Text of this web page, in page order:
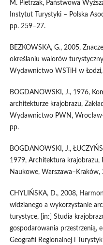
M. Pietrzak, Państwowa
Instytut Turystyki – Polska
pp. 259–27.
BEZKOWSKA, G., 2005,
określaniu walorów
Wydawnictwo WSTiH w
BOGDANOWSKI, J., 1976,
architekturze krajobrazu,
Wydawnictwo PWN,
pp.
BOGDANOWSKI, J.,
1979, Architektura
Naukowe, Warszawa–Kraków,
CHYLIŃSKA, D., 2008,
widzianego a wykorzystanie
turystyce, [in:] Studia
gospodarowania przestrzenią,
Geografii Regionalnej i